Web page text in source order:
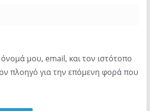
μου, email, και τον ιστότοπο
πλοηγό για την επόμενη φορά που